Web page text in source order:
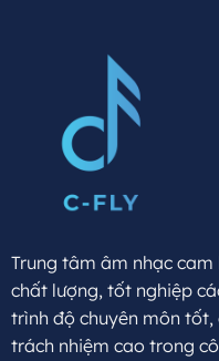
Trung tâm âm nhạc
chất lượng, tốt nghiệp
trình độ chuyên môn
trách nhiệm cao trong